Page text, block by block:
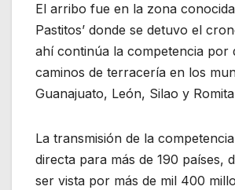
El arribo fue en la zona
Pastitos’ donde se detuvo el
ahí continúa la competencia por
caminos de terracería en los
Guanajuato, León, Silao y
La transmisión de la
directa para más de 190 países,
ser vista por más de mil 400